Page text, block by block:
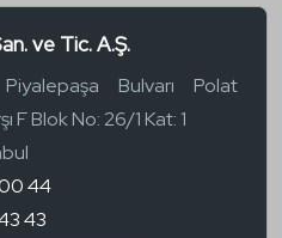
ve Tic. A.Ş.
Bulvarı Polat
F Blok No: 26/1 Kat: 1
44
43